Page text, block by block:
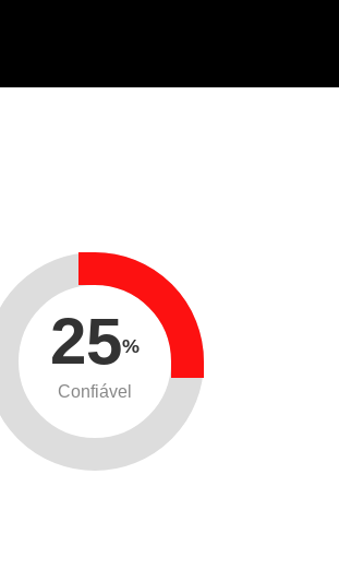
25%
Confiável